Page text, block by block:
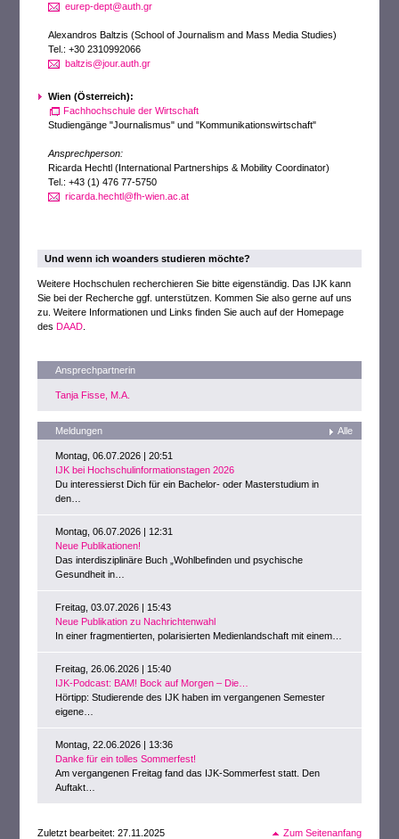
eurep-dept@auth.gr
Alexandros Baltzis (School of Journalism and Mass Media Studies)
Tel.: +30 2310992066
baltzis@jour.auth.gr
Wien (Österreich):
Fachhochschule der Wirtschaft
Studiengänge "Journalismus" und "Kommunikationswirtschaft"
Ansprechperson:
Ricarda Hechtl (International Partnerships & Mobility Coordinator)
Tel.: +43 (1) 476 77-5750
ricarda.hechtl@fh-wien.ac.at
Und wenn ich woanders studieren möchte?
Weitere Hochschulen recherchieren Sie bitte eigenständig. Das IJK kann
Sie bei der Recherche ggf. unterstützen. Kommen Sie also gerne auf uns
zu. Weitere Informationen und Links finden Sie auch auf der Homepage
desDAAD
Ansprechpartnerin
Tanja Fisse, M.A.
Meldungen Alle
Montag, 06.07.2026 | 20:51
IJK bei Hochschulinformationstagen 2026
Du interessierst Dich für ein Bachelor- oder Masterstudium in
den…
Montag, 06.07.2026 | 12:31
Neue Publikationen!
Das interdisziplinäre Buch „Wohlbefinden und psychische
Gesundheit in…
Freitag, 03.07.2026 | 15:43
Neue Publikation zu Nachrichtenwahl
In einer fragmentierten, polarisierten Medienlandschaft mit einem…
Freitag, 26.06.2026 | 15:40
IJK-Podcast: BAM! Bock auf Morgen – Die…
Hörtipp: Studierende des IJK haben im vergangenen Semester
eigene…
Montag, 22.06.2026 | 13:36
Danke für ein tolles Sommerfest!
Am vergangenen Freitag fand das IJK-Sommerfest statt. Den
Auftakt…
Zuletzt bearbeitet: 27.11.2025 Zum Seitenanfang